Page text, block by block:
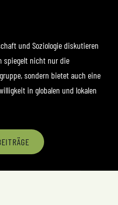
und Soziologie diskutieren
spiegelt nicht nur die
sondern bietet auch eine
in globalen und lokalen